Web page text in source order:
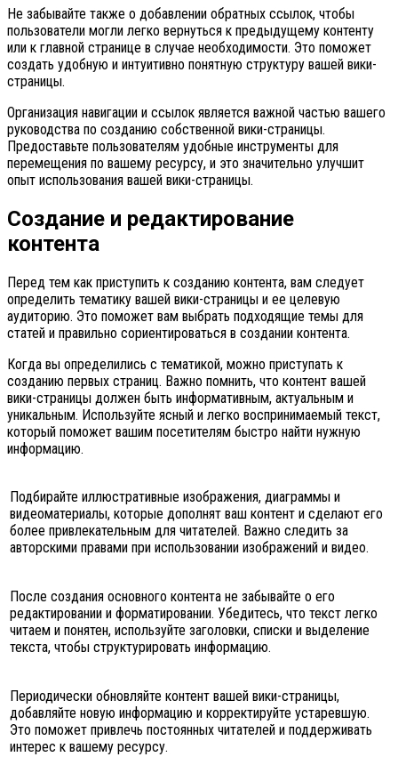
Не забывайте также о добавлении обратных ссылок, чтобы
пользователи могли легко вернуться к предыдущему контенту
или к главной странице в случае необходимости. Это поможет
создать удобную и интуитивно понятную структуру вашей вики-
страницы.
Организация навигации и ссылок является важной частью вашего
руководства по созданию собственной вики-страницы.
Предоставьте пользователям удобные инструменты для
перемещения по вашему ресурсу, и это значительно улучшит
опыт использования вашей вики-страницы.
Создание и редактирование
контента
Перед тем как приступить к созданию контента, вам следует
определить тематику вашей вики-страницы и ее целевую
аудиторию. Это поможет вам выбрать подходящие темы для
статей и правильно сориентироваться в создании контента.
Когда вы определились с тематикой, можно приступать к
созданию первых страниц. Важно помнить, что контент вашей
вики-страницы должен быть информативным, актуальным и
уникальным. Используйте ясный и легко воспринимаемый текст,
который поможет вашим посетителям быстро найти нужную
информацию.
Подбирайте иллюстративные изображения, диаграммы и
видеоматериалы, которые дополнят ваш контент и сделают его
более привлекательным для читателей. Важно следить за
авторскими правами при использовании изображений и видео.
После создания основного контента не забывайте о его
редактировании и форматировании. Убедитесь, что текст легко
читаем и понятен, используйте заголовки, списки и выделение
текста, чтобы структурировать информацию.
Периодически обновляйте контент вашей вики-страницы,
добавляйте новую информацию и корректируйте устаревшую.
Это поможет привлечь постоянных читателей и поддерживать
интерес к вашему ресурсу.